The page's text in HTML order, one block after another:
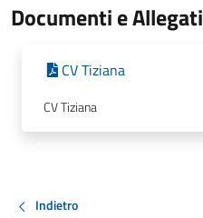
Documenti e Allegati
CV Tiziana
CV Tiziana
Indietro